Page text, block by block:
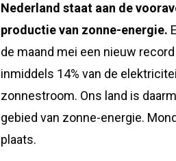
Nederland staat aan de
productie van zonne-energie.
de maand mei een nieuw
inmiddels 14% van de
zonnestroom. Ons land is
gebied van zonne-energie.
plaats.